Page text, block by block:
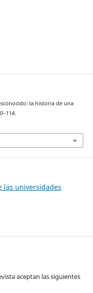
la historia de una
las universidades
aceptan las siguientes